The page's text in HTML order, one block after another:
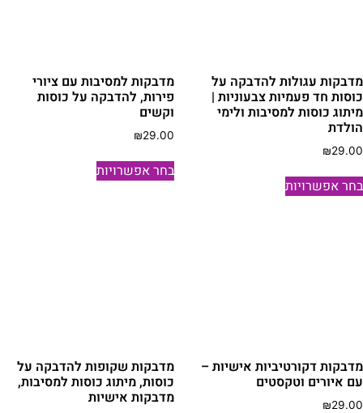
עגולות להדבקה על
חד פעמיות צבעוניות |
כוסות למסיבות ולימי
₪
אפשרויות
למוצר
זה
המוצר
מדבקות למסיבות עם ציורי
פירות, להדבקה על כוסות
וקשים
₪29.00
בחר אפשרויות
למוצר
זה
דקורטיביות אישיות –
איורים וטקסטים
₪
מדבקות שקופות להדבקה על
כוסות, מיתוג כוסות למסיבות,
מדבקות אישיות